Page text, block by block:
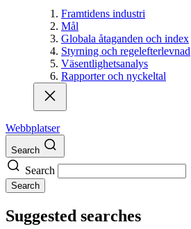
Framtidens industri
Mål
Globala åtaganden och index
Styrning och regelefterlevnad
Väsentlighetsanalys
Rapporter och nyckeltal
Webbplatser
Search
Search
Search
Suggested searches